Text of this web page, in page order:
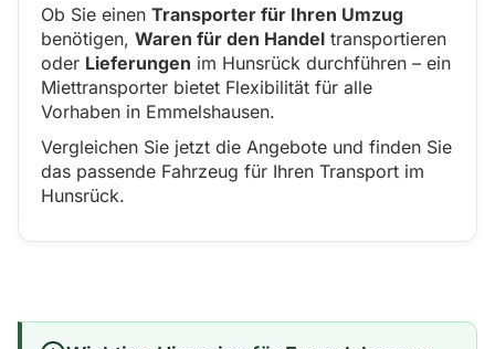
Ob Sie einen Transporter für Ihren Umzug
benötigen, Waren für den Handel transportieren
oder Lieferungen im Hunsrück durchführen – ein
Miettransporter bietet Flexibilität für alle
Vorhaben in Emmelshausen.
Vergleichen Sie jetzt die Angebote und finden Sie
das passende Fahrzeug für Ihren Transport im
Hunsrück.